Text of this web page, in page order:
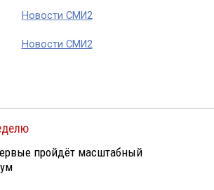
Новости СМИ2
Новости СМИ2
пройдёт масштабный